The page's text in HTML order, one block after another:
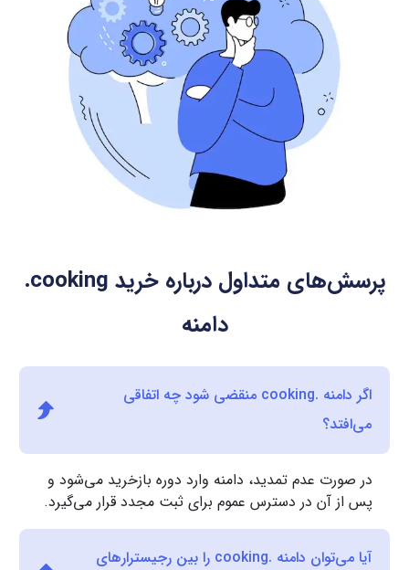
.cooking
دامنه
اگر دامنه .cooking منقضی شود چه اتفاقی
می‌افتد؟
در صورت عدم تمدید، دامنه وارد دوره بازخرید می‌شود و
پس از آن در دسترس عموم برای ثبت مجدد قرار می‌گیرد.
آیا می‌توان دامنه .cooking را بین رجیسترارهای